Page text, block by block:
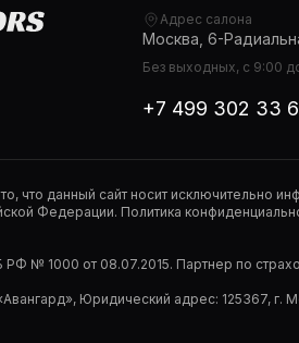
Адрес салона
Москва, 6-
Без выходных, с 9:00
+7 499 302 33
что данный сайт носит исключительно
Федерации. Политика
РФ № 1000 от 08.07.2015. Партнер по
Юридический адрес: 125367,